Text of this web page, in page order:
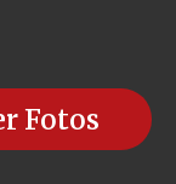
Fotos